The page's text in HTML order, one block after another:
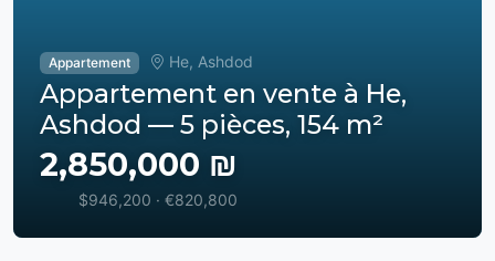
Appartement He, Ashdod
Appartement en vente à He,
Ashdod — 5 pièces, 154 m²
2,850,000 ₪
$946,200 · €820,800